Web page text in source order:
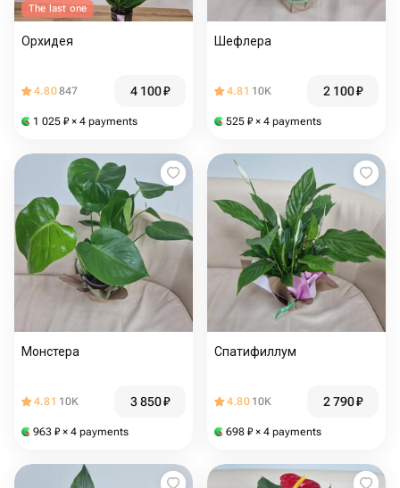
The last one
Орхидея
4.80847 4 100₽
1 025 ₽ × 4 payments
Шефлера
4.81 10K 2 100₽
525 ₽ × 4 payments
Монстера
4.81 10K 3 850₽
963 ₽ × 4 payments
Спатифиллум
4.80 10K 2 790₽
698 ₽ × 4 payments